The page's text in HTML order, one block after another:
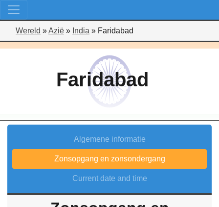
Wereld »Azië » India » Faridabad
Faridabad
Algemene informatie
Zonsopgang en zonsondergang
Current date and time